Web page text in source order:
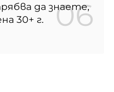
да знаете,
30+ г.